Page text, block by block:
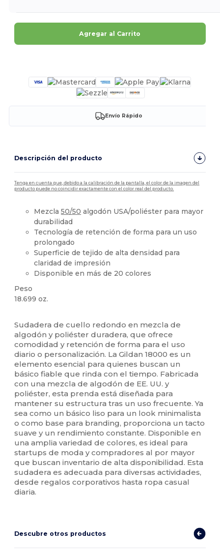
Agregar al Carrito
Envío Rápido
Descripción del producto
Tenga en cuenta que, debido a la calibración de la pantalla, el color de la imagen del
producto puede no coincidir exactamente con el color real del producto.
Mezcla50/50 algodón USA/poliéster para mayor
durabilidad
Tecnología de retención de forma para un uso
prolongado
Superficie de tejido de alta densidad para
claridad de impresión
Disponible en más de 20 colores
Peso
18.699 oz.
Sudadera de cuello redondo en mezcla de
algodón y poliéster duradera, que ofrece
comodidad y retención de forma para el uso
diario o personalización. La Gildan 18000 es un
elemento esencial para quienes buscan un
básico fiable que rinda con el tiempo. Fabricada
con una mezcla de algodón de EE. UU. y
poliéster, esta prenda está diseñada para
mantener su estructura tras un uso frecuente. Ya
sea como un básico liso para un look minimalista
o como base para branding, proporciona un tacto
suave y un rendimiento constante. Disponible en
una amplia variedad de colores, es ideal para
startups de moda y compradores al por mayor
que buscan inventario de alta disponibilidad. Esta
sudadera es adecuada para diversas actividades,
desde regalos corporativos hasta ropa casual
diaria.
Descubre otros productos